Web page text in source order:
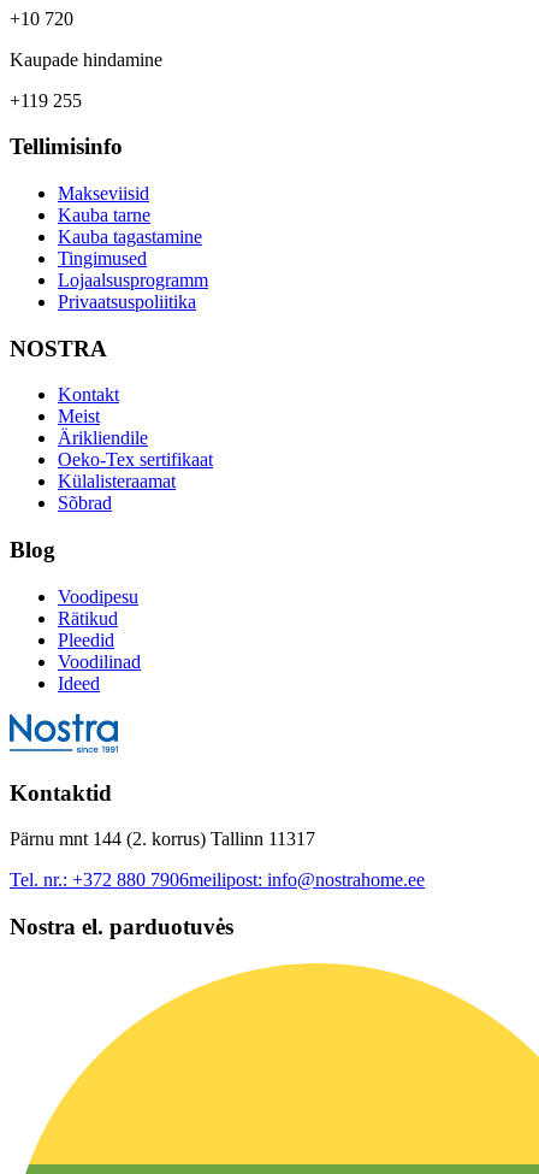
+10 720
Kaupade hindamine
+119 255
Tellimisinfo
Makseviisid
Kauba tarne
Kauba tagastamine
Tingimused
Lojaalsusprogramm
Privaatsuspoliitika
NOSTRA
Kontakt
Meist
Ärikliendile
Oeko-Tex sertifikaat
Külalisteraamat
Sõbrad
Blog
Voodipesu
Rätikud
Pleedid
Voodilinad
Ideed
Kontaktid
Pärnu mnt 144 (2. korrus) Tallinn 11317
Tel. nr.: +372 880 7906meilipost: info@nostrahome.ee
Nostra el. parduotuvės